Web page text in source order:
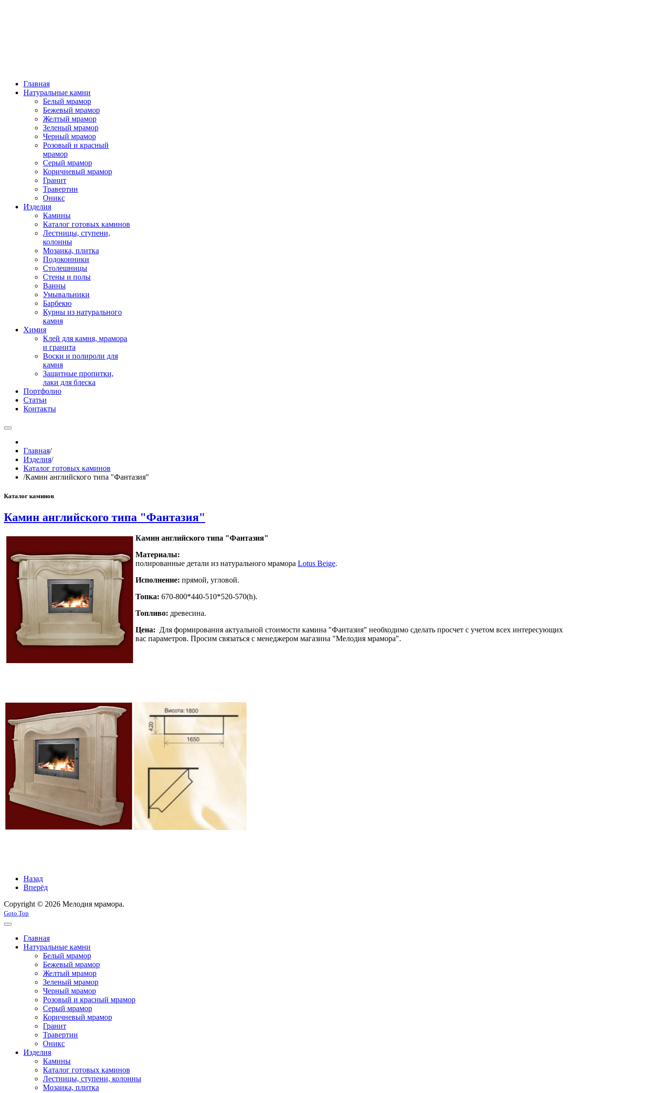
Главная
Натуральные камни
Белый мрамор
Бежевый мрамор
Желтый мрамор
Зеленый мрамор
Черный мрамор
Розовый и красный
мрамор
Серый мрамор
Коричневый мрамор
Гранит
Травертин
Оникс
Изделия
Камины
Каталог готовых каминов
Лестницы, ступени,
колонны
Мозаика, плитка
Подоконники
Столешницы
Стены и полы
Ванны
Умывальники
Барбекю
Курны из натурального
камня
Химия
Клей для камня, мрамора
и гранита
Воски и полироли для
камня
Защитные пропитки,
лаки для блеска
Портфолио
Статьи
Контакты
Главная/
Изделия/
Каталог готовых каминов
/Камин английского типа "Фантазия"
Каталог каминов
Камин английского типа "Фантазия"
Камин английского типа "Фантазия"
Материалы:
полированные детали из натурального мрамора Lotus Beige.
Исполнение: прямой, угловой.
Топка: 670-800*440-510*520-570(h).
Топливо: древесина.
Цена: Для формирования актуальной стоимости камина "Фантазия" необходимо сделать просчет с учетом всех интересующих
вас параметров. Просим связаться с менеджером магазина "Мелодия мрамора".
Назад
Вперёд
Copyright © 2026 Мелодия мрамора.
Goto Top
Главная
Натуральные камни
Белый мрамор
Бежевый мрамор
Желтый мрамор
Зеленый мрамор
Черный мрамор
Розовый и красный мрамор
Серый мрамор
Коричневый мрамор
Гранит
Травертин
Оникс
Изделия
Камины
Каталог готовых каминов
Лестницы, ступени, колонны
Мозаика, плитка